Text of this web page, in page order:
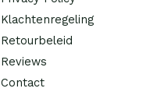
Klachtenregeling
Retourbeleid
Reviews
Contact